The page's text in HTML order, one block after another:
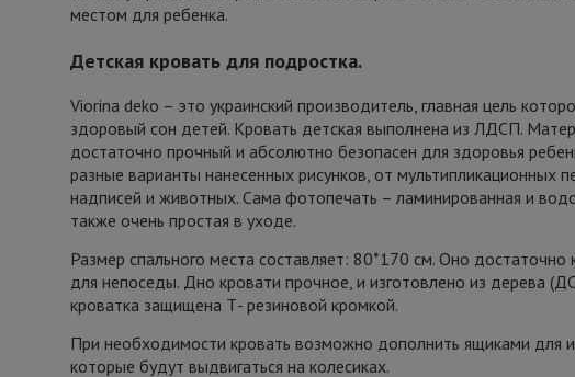
местом для ребенка.
Детская кровать для подростка.
Viorina deko – это украинский производитель, главная цель
здоровый сон детей. Кровать детская выполнена из ЛДСП.
достаточно прочный и абсолютно безопасен для здоровья
разные варианты нанесенных рисунков, от мультипликационных
надписей и животных. Сама фотопечать – ламинированная и
также очень простая в уходе.
Размер спального места составляет: 80*170 см. Оно
для непоседы. Дно кровати прочное, и изготовлено из дерева
кроватка защищена Т- резиновой кромкой.
При необходимости кровать возможно дополнить ящиками для
которые будут выдвигаться на колесиках.